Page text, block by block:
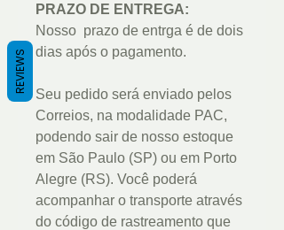
PRAZO DE ENTREGA:
Nosso prazo de entrga é de dois
dias após o pagamento.
Seu pedido será enviado pelos
Correios, na modalidade PAC,
podendo sair de nosso estoque
em São Paulo (SP) ou em Porto
Alegre (RS). Você poderá
acompanhar o transporte através
do código de rastreamento que
REVIEWS